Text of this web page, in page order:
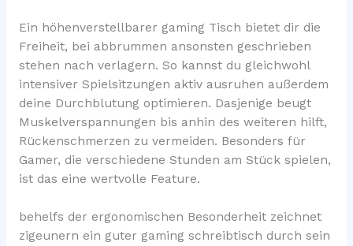
Ein höhenverstellbarer gaming Tisch bietet dir die
Freiheit, bei abbrummen ansonsten geschrieben
stehen nach verlagern. So kannst du gleichwohl
intensiver Spielsitzungen aktiv ausruhen außerdem
deine Durchblutung optimieren. Dasjenige beugt
Muskelverspannungen bis anhin des weiteren hilft,
Rückenschmerzen zu vermeiden. Besonders für
Gamer, die verschiedene Stunden am Stück spielen,
ist das eine wertvolle Feature.
behelfs der ergonomischen Besonderheit zeichnet
zigeunern ein guter gaming schreibtisch durch sein